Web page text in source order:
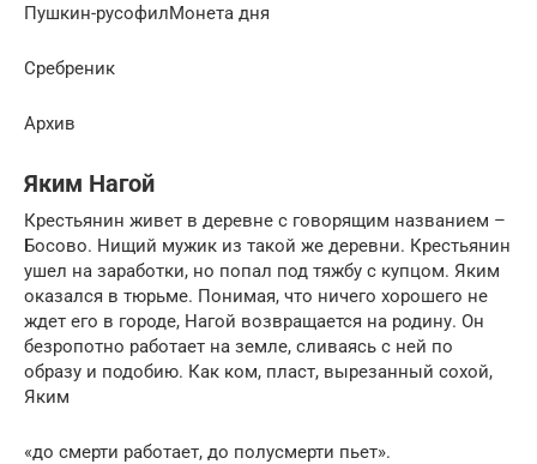
Пушкин-русофилМонета дня
Сребреник
Архив
Яким Нагой
Крестьянин живет в деревне с говорящим названием –
Босово. Нищий мужик из такой же деревни. Крестьянин
ушел на заработки, но попал под тяжбу с купцом. Яким
оказался в тюрьме. Понимая, что ничего хорошего не
ждет его в городе, Нагой возвращается на родину. Он
безропотно работает на земле, сливаясь с ней по
образу и подобию. Как ком, пласт, вырезанный сохой,
Яким
«до смерти работает, до полусмерти пьет».